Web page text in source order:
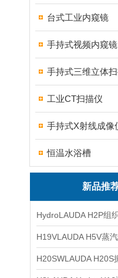
台式工业内窥镜
手持式视频内窥镜
手持式三维立体
工业CT扫描仪
手持式X射线成像
恒温水浴槽
新品推